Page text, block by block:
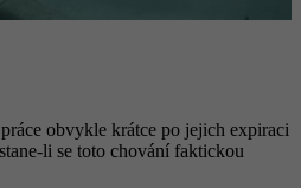
obvykle krátce po jejich expiraci
li se toto chování faktickou